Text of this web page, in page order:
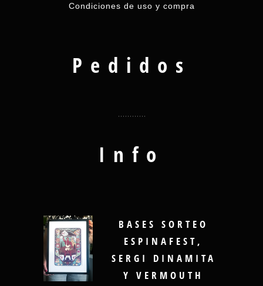
Condiciones de uso y compra
Pedidos
Info
BASES SORTEO
ESPINAFEST,
SERGI DINAMITA
Y VERMOUTH